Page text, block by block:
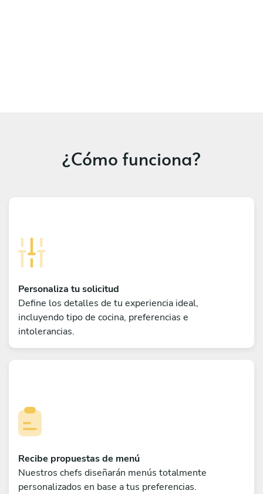
¿Cómo funciona?
Personaliza tu solicitud
Define los detalles de tu experiencia ideal,
incluyendo tipo de cocina, preferencias e
intolerancias.
Recibe propuestas de menú
Nuestros chefs diseñarán menús totalmente
personalizados en base a tus preferencias.